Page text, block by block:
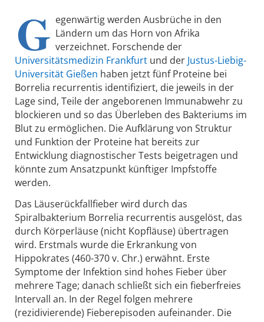
G egenwärtig werden Ausbrüche in den
Ländern um das Horn von Afrika
verzeichnet. Forschende der
Universitätsmedizin Frankfurt und der Justus-Liebig-
Universität Gießen haben jetzt fünf Proteine bei
Borrelia recurrentis identifiziert, die jeweils in der
Lage sind, Teile der angeborenen Immunabwehr zu
blockieren und so das Überleben des Bakteriums im
Blut zu ermöglichen. Die Aufklärung von Struktur
und Funktion der Proteine hat bereits zur
Entwicklung diagnostischer Tests beigetragen und
könnte zum Ansatzpunkt künftiger Impfstoffe
werden.
Das Läuserückfallfieber wird durch das
Spiralbakterium Borrelia recurrentis ausgelöst, das
durch Körperläuse (nicht Kopfläuse) übertragen
wird. Erstmals wurde die Erkrankung von
Hippokrates (460-370 v. Chr.) erwähnt. Erste
Symptome der Infektion sind hohes Fieber über
mehrere Tage; danach schließt sich ein fieberfreies
Intervall an. In der Regel folgen mehrere
(rezidivierende) Fieberepisoden aufeinander. Die